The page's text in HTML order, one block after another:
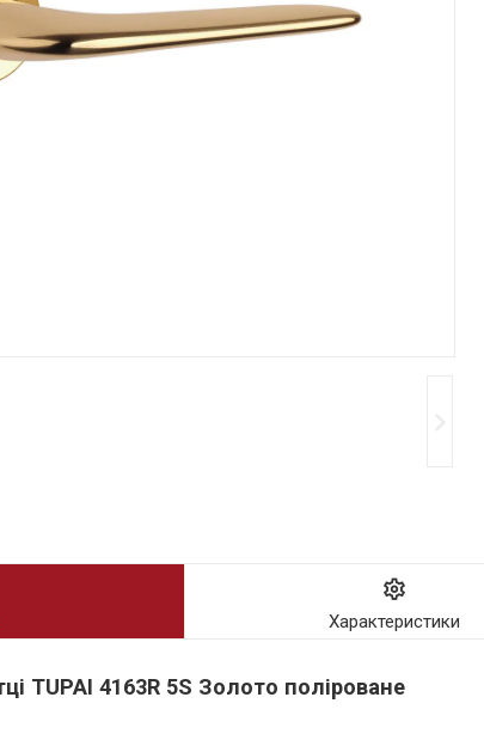
Характеристики
TUPAI 4163R 5S Золото поліроване